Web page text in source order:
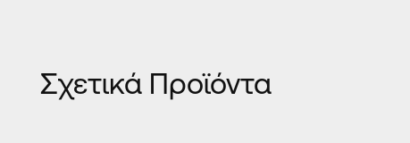
Σχετικά Προϊόντα